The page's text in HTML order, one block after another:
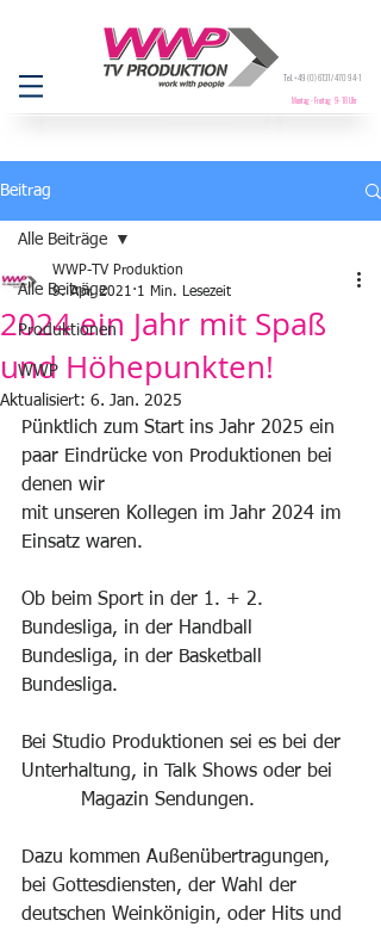
Tel.+49 (0) 6131/ 470 94-1
Montag - Freitag 9- 18 Uhr
Beitrag
Alle Beiträge
Produktionen
WWP
Alle Beiträge
2024 ein Jahr mit Spaß
und Höhepunkten!
WWP-TV Produktion
9. Apr. 2021 1 Min. Lesezeit
Aktualisiert: 6. Jan. 2025
Pünktlich zum Start ins Jahr 2025 ein
paar Eindrücke von Produktionen bei
denen wir
mit unseren Kollegen im Jahr 2024 im
Einsatz waren.
Ob beim Sport in der 1. + 2.
Bundesliga, in der Handball
Bundesliga, in der Basketball
Bundesliga.
Bei Studio Produktionen sei es bei der
Unterhaltung, in Talk Shows oder bei
          Magazin Sendungen.
Dazu kommen Außenübertragungen,
bei Gottesdiensten, der Wahl der
deutschen Weinkönigin, oder Hits und